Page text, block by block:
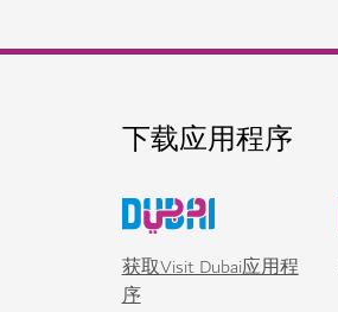
下载应用程序
获取Visit Dubai应用程
序